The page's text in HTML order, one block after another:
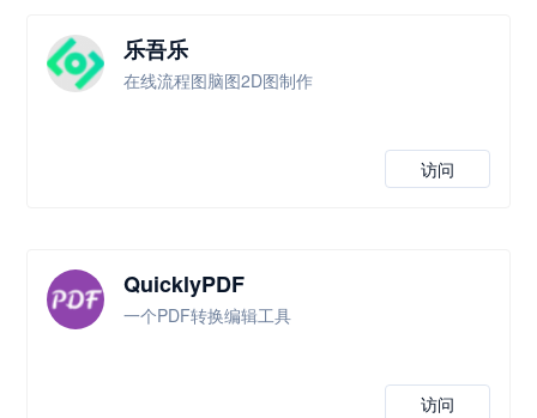
乐吾乐
在线流程图脑图2D图制作
访问
QuicklyPDF
一个PDF转换编辑工具
访问